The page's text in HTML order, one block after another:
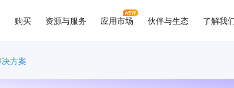
购买 资源与服务 应用市场 伙伴与生态 了解我
方案